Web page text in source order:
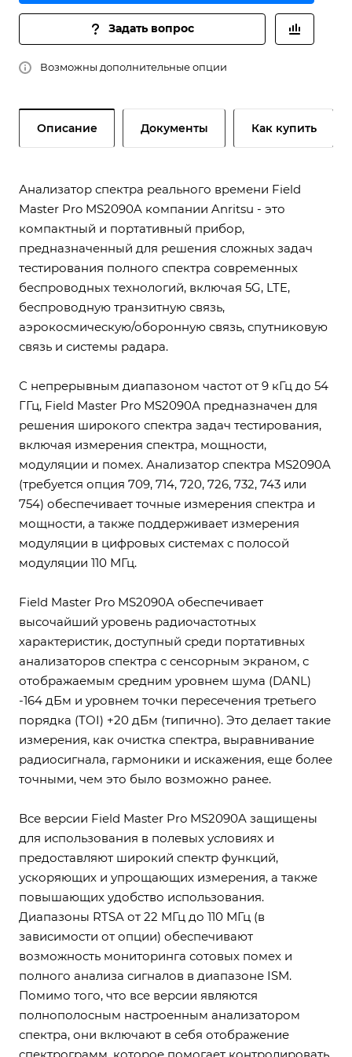
Задать вопрос
Возможны дополнительные опции
Описание Документы Как купить
Анализатор спектра реального времени Field
Master Pro MS2090A компании Anritsu - это
компактный и портативный прибор,
предназначенный для решения сложных задач
тестирования полного спектра современных
беспроводных технологий, включая 5G, LTE,
беспроводную транзитную связь,
аэрокосмическую/оборонную связь, спутниковую
связь и системы радара.
С непрерывным диапазоном частот от 9 кГц до 54
ГГц, Field Master Pro MS2090A предназначен для
решения широкого спектра задач тестирования,
включая измерения спектра, мощности,
модуляции и помех. Анализатор спектра MS2090A
(требуется опция 709, 714, 720, 726, 732, 743 или
754) обеспечивает точные измерения спектра и
мощности, а также поддерживает измерения
модуляции в цифровых системах с полосой
модуляции 110 МГц.
Field Master Pro MS2090A обеспечивает
высочайший уровень радиочастотных
характеристик, доступный среди портативных
анализаторов спектра с сенсорным экраном, с
отображаемым средним уровнем шума (DANL)
-164 дБм и уровнем точки пересечения третьего
порядка (TOI) +20 дБм (типично). Это делает такие
измерения, как очистка спектра, выравнивание
радиосигнала, гармоники и искажения, еще более
точными, чем это было возможно ранее.
Все версии Field Master Pro MS2090A защищены
для использования в полевых условиях и
предоставляют широкий спектр функций,
ускоряющих и упрощающих измерения, а также
повышающих удобство использования.
Диапазоны RTSA от 22 МГц до 110 МГц (в
зависимости от опции) обеспечивают
возможность мониторинга сотовых помех и
полного анализа сигналов в диапазоне ISM.
Помимо того, что все версии являются
полнополосным настроенным анализатором
спектра, они включают в себя отображение